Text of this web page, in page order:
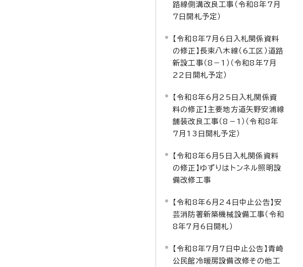
路線側溝改良工事（令和8年7月
7日開札予定）
【令和8年7月6日入札関係資料
の修正】長束八木線（6工区）道路
新設工事（8－1）（令和8年7月
22日開札予定）
【令和8年6月25日入札関係資
料の修正】主要地方道矢野安浦線
舗装改良工事（8－1）（令和8年
7月13日開札予定）
【令和8年6月5日入札関係資料
の修正】ゆずりはトンネル照明設
備改修工事
【令和8年6月24日中止公告】安
芸消防署新築機械設備工事（令和
8年7月6日開札）
【令和8年7月7日中止公告】青崎
公民館冷暖房設備改修その他工